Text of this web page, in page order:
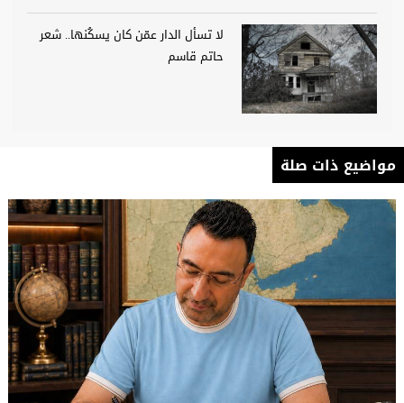
لا تسأل الدار عمّن كان يسكُنها.. شعر
حاتم قاسم
مواضيع ذات صلة